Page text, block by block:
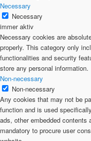
Necessary
Necessary
immer aktiv
Necessary cookies are
properly. This category only
functionalities and security
store any personal information.
Non-necessary
Non-necessary
Any cookies that may not be
function and is used
ads, other embedded
mandatory to procure user